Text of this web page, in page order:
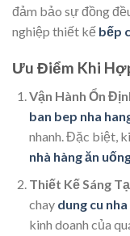
đảm bảo sự đồng
nghiệp thiết kế bếp
Ưu Điểm Khi
Vận Hành Ổn
ban bep nha
nhanh. Đặc biệt,
nhà hàng ăn
Thiết Kế Sáng
chay dung cu
kinh doanh của